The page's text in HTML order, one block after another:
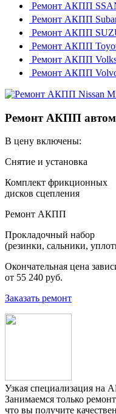
Ремонт АКПП
Ремонт АКПП
Ремонт АКПП
Ремонт АКПП
Ремонт АКПП
Ремонт АКПП
Ремонт АКПП
В цену включены:
Снятие и установка
Комплект фрикционных
дисков сцепления
Ремонт АКПП
Прокладочный набор
(резинки, сальники,
Окончательная цена
от 55 240 руб.
Заказать ремонт
Узкая специализация на
Занимаемся только
что вы получите